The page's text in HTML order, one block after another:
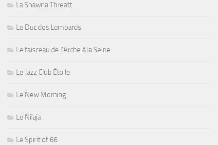
La Shawna Threatt
Le Duc des Lombards
Le faisceau de l'Arche à la Seine
Le Jazz Club Étoile
Le New Morning
Le Nilaja
Le Spirit of 66